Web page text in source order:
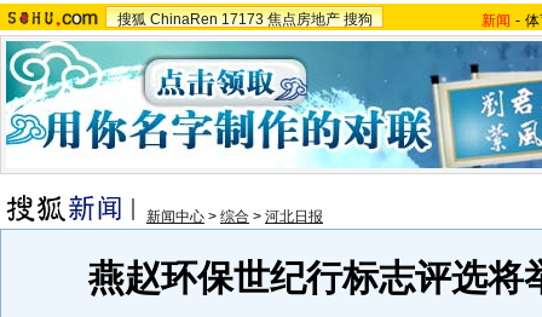
搜狐 ChinaRen 17173 焦点房地产 搜狗 新闻 -
新闻中心 > 综合 > 河北日报
燕赵环保世纪行标志评选将